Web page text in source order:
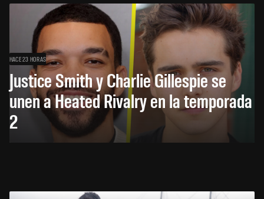
HACE 23 HORAS
Justice Smith y Charlie Gillespie se
unen a Heated Rivalry en la temporada
2